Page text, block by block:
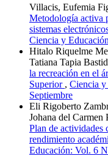
Villacis, Eufemia
Metodología activa
sistemas
Ciencia y
Hitalo Riquelme
Tatiana Tapia
la recreación en el
Superior , Ciencia
Septiembre
Eli Rigoberto
Johana del Carmen
Plan de actividades
rendimiento
Educación: Vol. 6